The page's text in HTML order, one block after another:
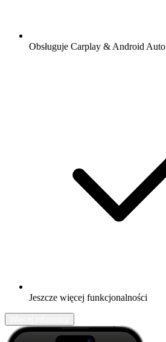
Obsługuje Carplay & Android Auto
Jeszcze więcej funkcjonalności